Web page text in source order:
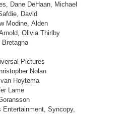
Dane DeHaan, Michael
David
Modine, Alden
Olivia Thirlby
Bretagna
Pictures
Nolan
Hoytema
Lame
Entertainment, Syncopy,